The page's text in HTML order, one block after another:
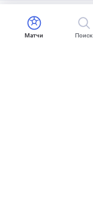
Матчи Поиск